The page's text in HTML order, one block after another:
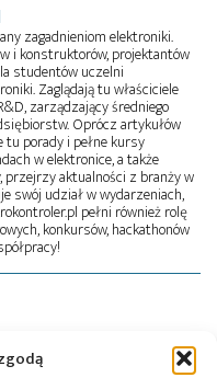
zagadnieniom elektroniki.
i konstruktorów, projektantów
studentów uczelni
Zaglądają tu właściciele
zarządzający średniego
Oprócz artykułów
porady i pełne kursy
w elektronice, a także
przejrzy aktualności z branży w
swój udział w wydarzeniach,
pełni również rolę
konkursów, hackathonów